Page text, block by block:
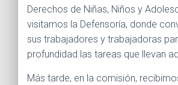
Derechos de Niñas, Niños y
visitamos la Defensoría, donde
sus trabajadores y trabajadoras
profundidad las tareas que llevan
Más tarde, en la comisión,